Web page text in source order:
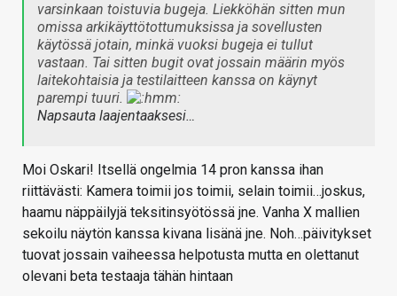
varsinkaan toistuvia bugeja. Liekköhän sitten mun
omissa arkikäyttötottumuksissa ja sovellusten
käytössä jotain, minkä vuoksi bugeja ei tullut
vastaan. Tai sitten bugit ovat jossain määrin myös
laitekohtaisia ja testilaitteen kanssa on käynyt
parempi tuuri.
Napsauta laajentaaksesi…
Moi Oskari! Itsellä ongelmia 14 pron kanssa ihan
riittävästi: Kamera toimii jos toimii, selain toimii…joskus,
haamu näppäilyjä teksitinsyötössä jne. Vanha X mallien
sekoilu näytön kanssa kivana lisänä jne. Noh…päivitykset
tuovat jossain vaiheessa helpotusta mutta en olettanut
olevani beta testaaja tähän hintaan